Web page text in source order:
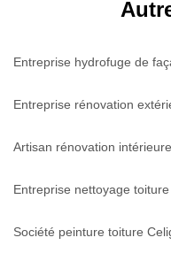
Entreprise hydrofuge de
Entreprise rénovation
Artisan rénovation
Entreprise nettoyage
Société peinture toiture